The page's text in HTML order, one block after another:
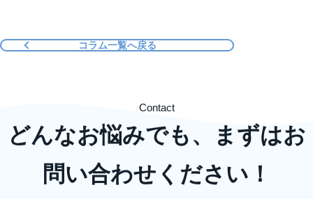
コラム一覧へ戻る
どんなお悩みでも、まずはお
問い合わせください！
Contact